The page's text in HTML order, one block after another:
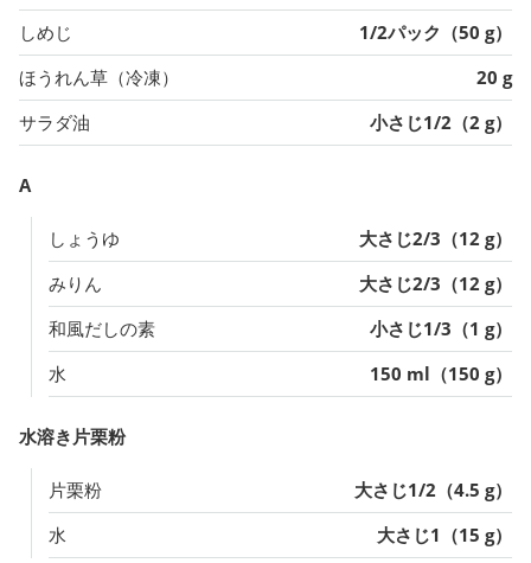
しめじ
1/2パック（50 g）
ほうれん草（冷凍）
20 g
サラダ油
小さじ1/2（2 g）
A
しょうゆ
大さじ2/3（12 g）
みりん
大さじ2/3（12 g）
和風だしの素
小さじ1/3（1 g）
水
150 ml（150 g）
水溶き片栗粉
片栗粉
大さじ1/2（4.5 g）
水
大さじ1（15 g）